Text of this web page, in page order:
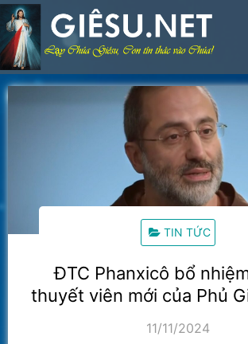
Skip
to
content
TIN TỨC
ĐTC Phanxicô bổ
thuyết viên mới của Phủ
11/11/2024